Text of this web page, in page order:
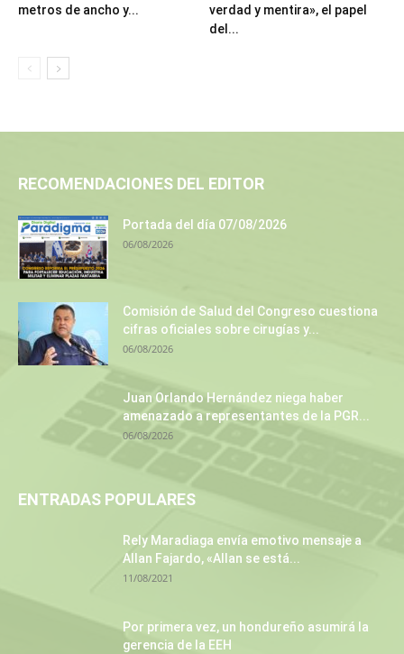
metros de ancho y...
verdad y mentira», el papel
del...
RECOMENDACIONES DEL EDITOR
Portada del día 07/08/2026
06/08/2026
Comisión de Salud del Congreso cuestiona
cifras oficiales sobre cirugías y...
06/08/2026
Juan Orlando Hernández niega haber
amenazado a representantes de la PGR...
06/08/2026
ENTRADAS POPULARES
Rely Maradiaga envía emotivo mensaje a
Allan Fajardo, «Allan se está...
11/08/2021
Por primera vez, un hondureño asumirá la
gerencia de la EEH